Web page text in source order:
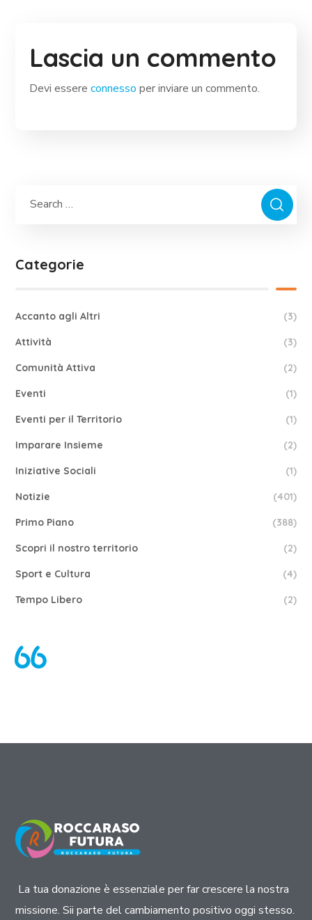
Lascia un commento
Devi essereconnesso per inviare un commento.
Categorie
Accanto agli Altri (3)
Attività (3)
Comunità Attiva (2)
Eventi (1)
Eventi per il Territorio (1)
Imparare Insieme (2)
Iniziative Sociali (1)
Notizie (401)
Primo Piano (388)
Scopri il nostro territorio (2)
Sport e Cultura (4)
Tempo Libero (2)
La tua donazione è essenziale per far crescere la nostra
missione. Sii parte del cambiamento positivo oggi stesso.